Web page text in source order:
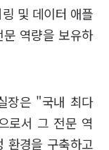
및 데이터 애플
역량을 보유하
장은 "국내 최다
로서 그 전문 역
환경을 구축하고